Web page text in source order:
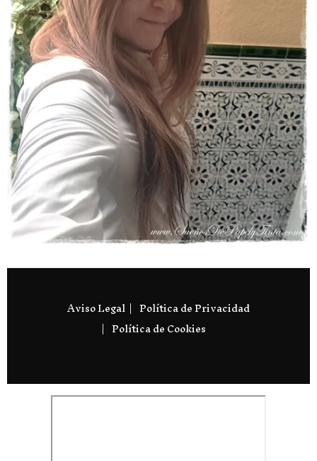
Aviso Legal
Política de Privacidad
Política de Cookies